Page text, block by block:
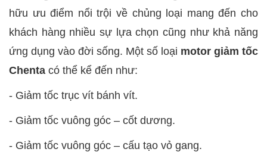
hữu ưu điểm nổi trội về chủng loại mang đến cho
khách hàng nhiều sự lựa chọn cũng như khả năng
ứng dụng vào đời sống. Một số loại motor giảm tốc
Chenta có thể kể đến như:
- Giảm tốc trục vít bánh vít.
- Giảm tốc vuông góc – cốt dương.
- Giảm tốc vuông góc – cấu tạo vỏ gang.